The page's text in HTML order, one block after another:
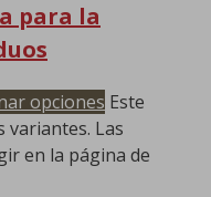
para la
opciones Este
Las
en la página de